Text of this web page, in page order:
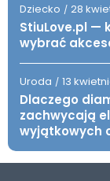
Dziecko / 28
StiuLove.pl —
wybrać
Uroda / 13
Dlaczego
zachwycają
wyjątkowych